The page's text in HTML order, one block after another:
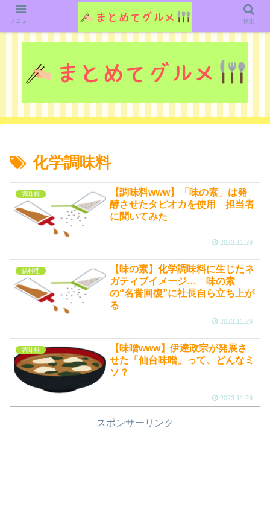
グルメ関連のいろいろなニューススレッドを紹介していきます。（鋭意作成中で
す）
化学調味料
調味料
【調味料www】「味の素」は発
酵させたタピオカを使用 担当者
に聞いてみた
2023.11.29
鍋料理
【味の素】化学調味料に生じたネ
ガティブイメージ… 味の素
の“名誉回復”に社長自ら立ち上が
る
2023.11.29
調味料
【味噌www】伊達政宗が発展さ
せた「仙台味噌」って、どんなミ
ソ？
2023.11.29
スポンサーリンク
メニュー 検索